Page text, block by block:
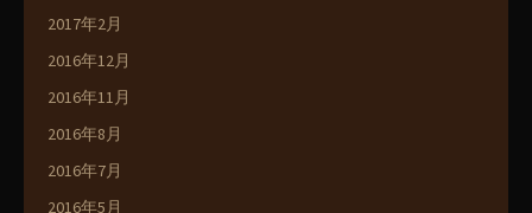
2017年2月
2016年12月
2016年11月
2016年8月
2016年7月
2016年5月